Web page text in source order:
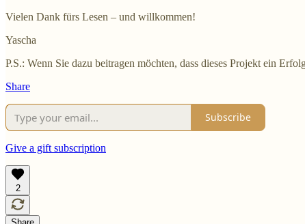
Vielen Dank fürs Lesen – und willkommen!
Yascha
P.S.: Wenn Sie dazu beitragen möchten, dass dieses Projekt ein
Share
Subscribe
Give a gift subscription
2